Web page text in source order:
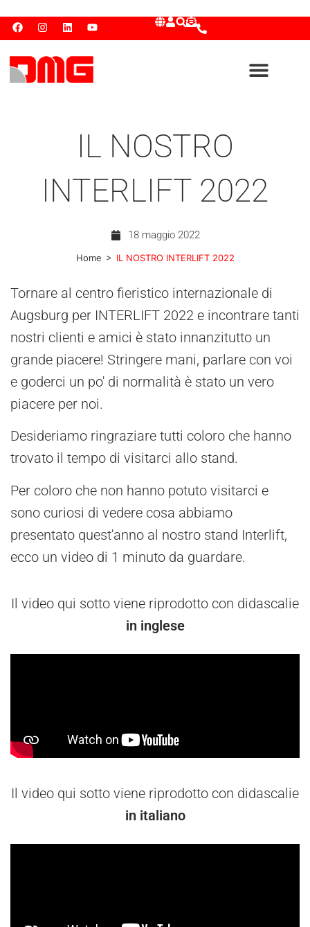
IL NOSTRO
INTERLIFT 2022
18 maggio 2022
Home > IL NOSTRO INTERLIFT 2022
Tornare al centro fieristico internazionale di
Augsburg per INTERLIFT 2022 e incontrare tanti
nostri clienti e amici è stato innanzitutto un
grande piacere! Stringere mani, parlare con voi
e goderci un po' di normalità è stato un vero
piacere per noi.
Desideriamo ringraziare tutti coloro che hanno
trovato il tempo di visitarci allo stand.
Per coloro che non hanno potuto visitarci e
sono curiosi di vedere cosa abbiamo
presentato quest'anno al nostro stand Interlift,
ecco un video di 1 minuto da guardare.
Il video qui sotto viene riprodotto con didascalie
in inglese
Il video qui sotto viene riprodotto con didascalie
in italiano